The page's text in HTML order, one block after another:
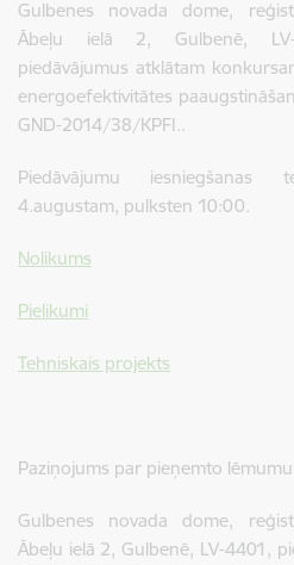
Gulbenes novada dome,
Ābeļu ielā 2, Gulbenē, LV-
piedāvājumus atklātam
energoefektivitātes
GND-2014/38/KPFI..
Piedāvājumu iesniegšanas
4.augustam, pulksten 10:00.
Nolikums
Pielikumi
Tehniskais projekts
Paziņojums par pieņemto lēmumu
Gulbenes novada dome,
Ābeļu ielā 2, Gulbenē, LV-4401,